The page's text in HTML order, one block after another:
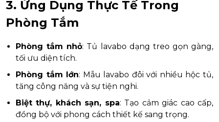
3. Ứng Dụng Thực Tế Trong
Phòng Tắm
Phòng tắm nhỏ: Tủ lavabo dạng treo gọn gàng,
tối ưu diện tích.
Phòng tắm lớn: Mẫu lavabo đôi với nhiều hộc tủ,
tăng công năng và sự tiện nghi.
Biệt thự, khách sạn, spa: Tạo cảm giác cao cấp,
đồng bộ với phong cách thiết kế sang trọng.